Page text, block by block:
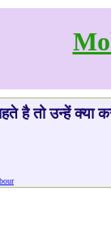
है तो उन्हें क्या